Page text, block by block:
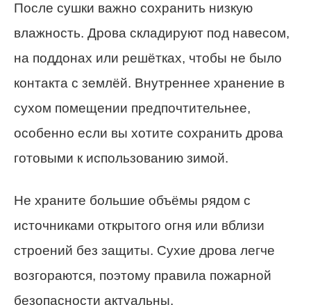
После сушки важно сохранить низкую
влажность. Дрова складируют под навесом,
на поддонах или решётках, чтобы не было
контакта с землёй. Внутреннее хранение в
сухом помещении предпочтительнее,
особенно если вы хотите сохранить дрова
готовыми к использованию зимой.
Не храните большие объёмы рядом с
источниками открытого огня или вблизи
строений без защиты. Сухие дрова легче
возгораются, поэтому правила пожарной
безопасности актуальны.